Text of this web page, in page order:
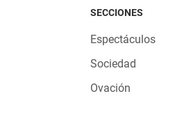
SECCIONES
Espectáculos
Sociedad
Ovación